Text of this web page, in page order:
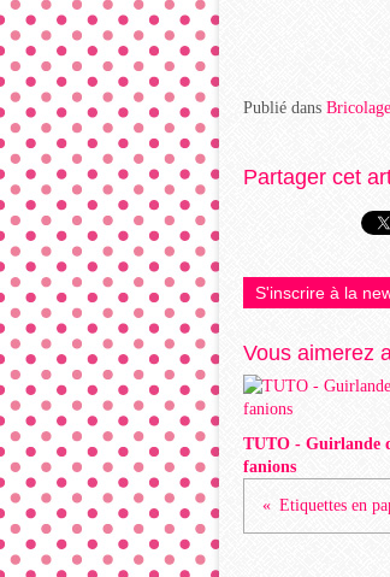
Publié dans
Partager cet
S'inscrire à la
Vous aimerez
TUTO - Guirlande
fanions
Etiquettes en